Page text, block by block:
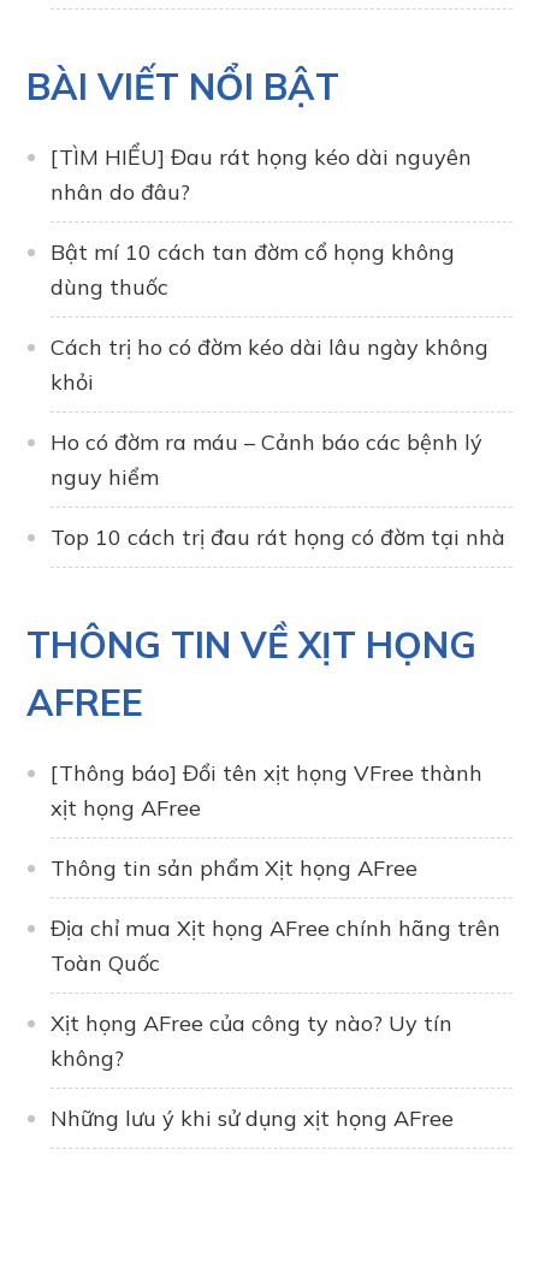
BÀI VIẾT NỔI BẬT
[TÌM HIỂU] Đau rát họng kéo dài nguyên
nhân do đâu?
Bật mí 10 cách tan đờm cổ họng không
dùng thuốc
Cách trị ho có đờm kéo dài lâu ngày không
khỏi
Ho có đờm ra máu – Cảnh báo các bệnh lý
nguy hiểm
Top 10 cách trị đau rát họng có đờm tại nhà
THÔNG TIN VỀ XỊT HỌNG
AFREE
[Thông báo] Đổi tên xịt họng VFree thành
xịt họng AFree
Thông tin sản phẩm Xịt họng AFree
Địa chỉ mua Xịt họng AFree chính hãng trên
Toàn Quốc
Xịt họng AFree của công ty nào? Uy tín
không?
Những lưu ý khi sử dụng xịt họng AFree